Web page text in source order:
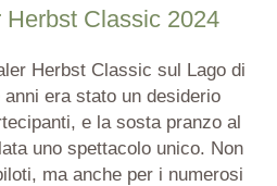
Herbst Classic 2024
Herbst Classic sul Lago di
anni era stato un desiderio
e la sosta pranzo al
uno spettacolo unico. Non
ma anche per i numerosi